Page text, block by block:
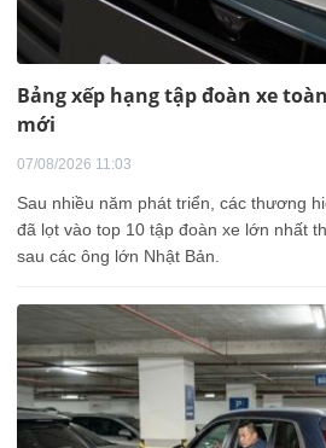
Bảng xếp hạng tập đoàn xe
mới
07/08/2026 11:03
Sau nhiều năm phát triển, các thương
đã lọt vào top 10 tập đoàn xe lớn nhất
sau các ông lớn Nhật Bản.